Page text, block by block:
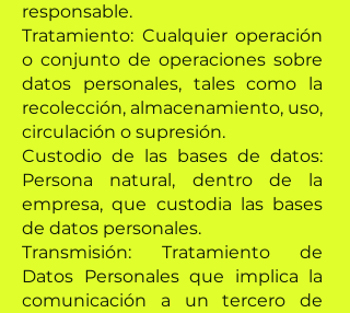
responsable.
Tratamiento: Cualquier operación
o conjunto de operaciones sobre
datos personales, tales como la
recolección, almacenamiento, uso,
circulación o supresión.
Custodio de las bases de datos:
Persona natural, dentro de la
empresa, que custodia las bases
de datos personales.
Transmisión: Tratamiento de
Datos Personales que implica la
comunicación a un tercero de